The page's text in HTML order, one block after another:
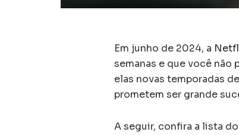
Em junho de 2024, a
semanas e que você não
elas novas temporadas
prometem ser grande
A seguir, confira a lista